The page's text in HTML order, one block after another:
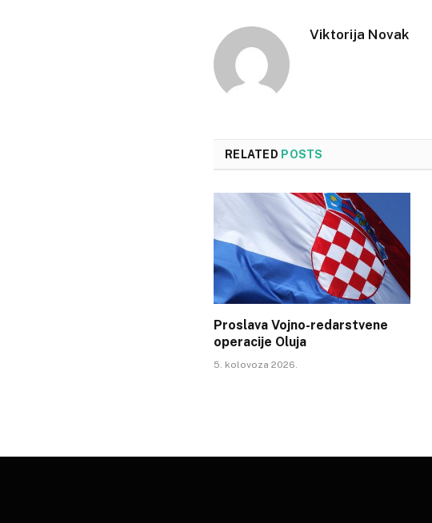
Viktorija Novak
RELATED POSTS
Proslava Vojno-redarstvene
operacije Oluja
5. kolovoza 2026.